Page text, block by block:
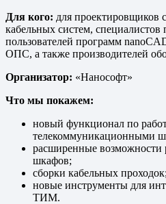
Для кого: для проектировщиков
кабельных систем, специалистов
пользователей программ
ОПС, а также производителей
Организатор: «Нанософт»
Что мы покажем:
новый функционал по
телекоммуникационными
расширенные возможности
шкафов;
сборки кабельных проходок;
новые инструменты для
ТИМ.